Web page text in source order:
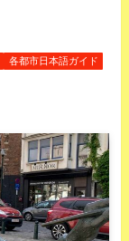
各都市日本語ガイド